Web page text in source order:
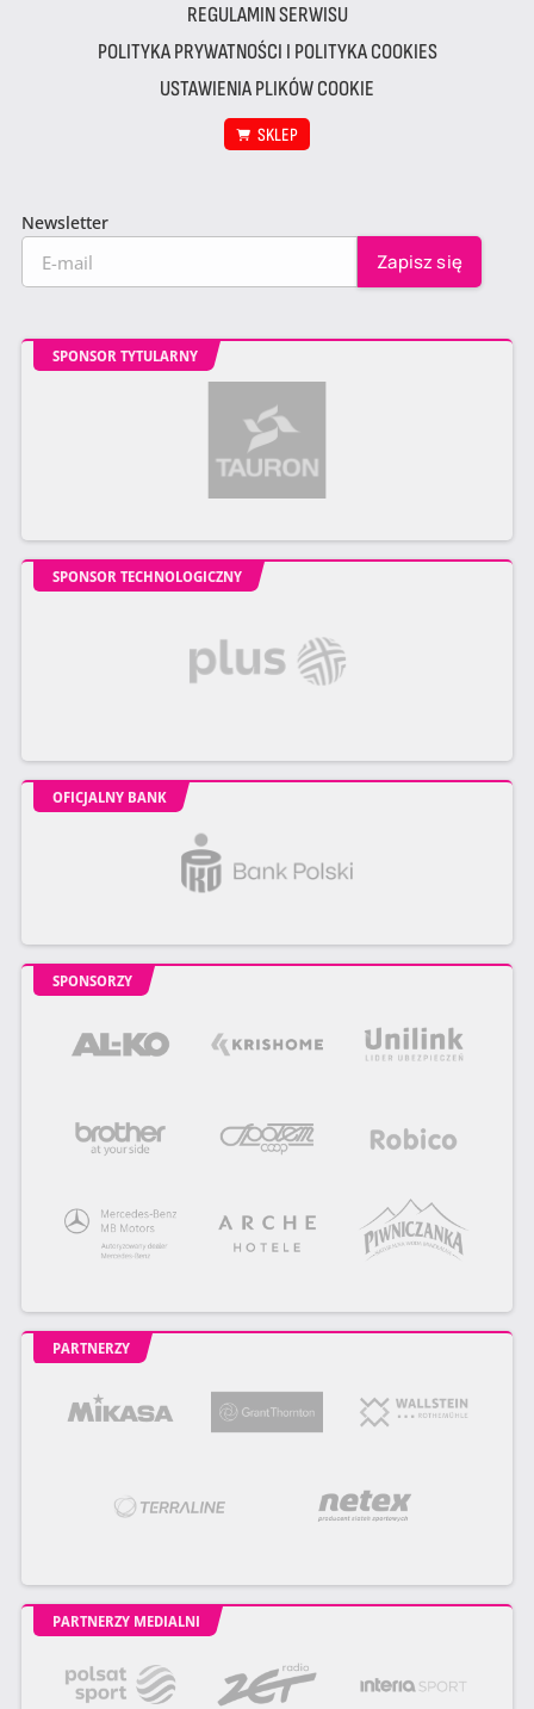
REGULAMIN SERWISU
POLITYKA PRYWATNOŚCI I POLITYKA COOKIES
USTAWIENIA PLIKÓW COOKIE
SKLEP
Newsletter
SPONSOR TYTULARNY
SPONSOR TECHNOLOGICZNY
OFICJALNY BANK
SPONSORZY
PARTNERZY
PARTNERZY MEDIALNI